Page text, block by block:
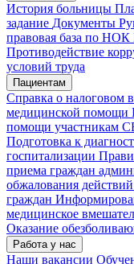
Подтвердить запись
Мои записи
История больницы
задание Документы
правовая база по НОК
Противодействие
условий труда
Пациентам
Справка о налоговом
медицинской помощи
помощи участникам
Подготовка к
госпитализации
приема граждан
обжалования действий
граждан
медицинское
Оказание
Работа у нас
Наши вакансии